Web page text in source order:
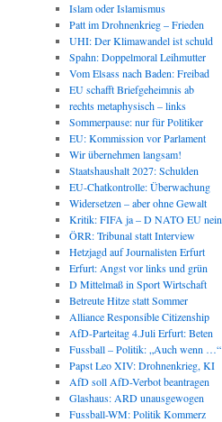
Islam oder Islamismus
Patt im Drohnenkrieg – Frieden
UHI: Der Klimawandel ist schuld
Spahn: Doppelmoral Leihmutter
Vom Elsass nach Baden: Freibad
EU schafft Briefgeheimnis ab
rechts metaphysisch – links
Sommerpause: nur für Politiker
EU: Kommission vor Parlament
Wir übernehmen langsam!
Staatshaushalt 2027: Schulden
EU-Chatkontrolle: Überwachung
Widersetzen – aber ohne Gewalt
Kritik: FIFA ja – D NATO EU nein
ÖRR: Tribunal statt Interview
Hetzjagd auf Journalisten Erfurt
Erfurt: Angst vor links und grün
D Mittelmaß in Sport Wirtschaft
Betreute Hitze statt Sommer
Alliance Responsible Citizenship
AfD-Parteitag 4.Juli Erfurt: Beten
Fussball – Politik: „Auch wenn …“
Papst Leo XIV: Drohnenkrieg, KI
AfD soll AfD-Verbot beantragen
Glashaus: ARD unausgewogen
Fussball-WM: Politik Kommerz